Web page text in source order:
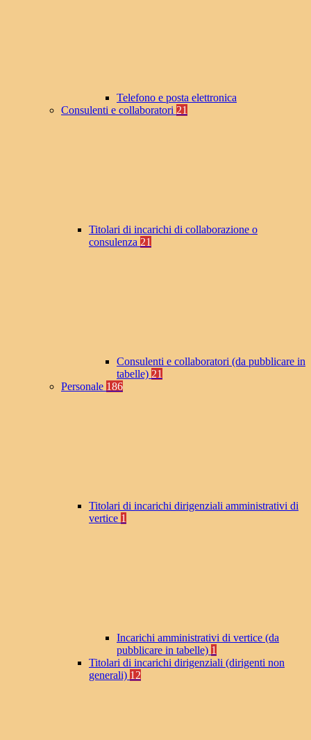
Telefono e posta elettronica
Consulenti e collaboratori 21
Titolari di incarichi di collaborazione o
consulenza 21
Consulenti e collaboratori (da pubblicare in
tabelle) 21
Personale 186
Titolari di incarichi dirigenziali amministrativi di
vertice 1
Incarichi amministrativi di vertice (da
pubblicare in tabelle) 1
Titolari di incarichi dirigenziali (dirigenti non
generali) 12